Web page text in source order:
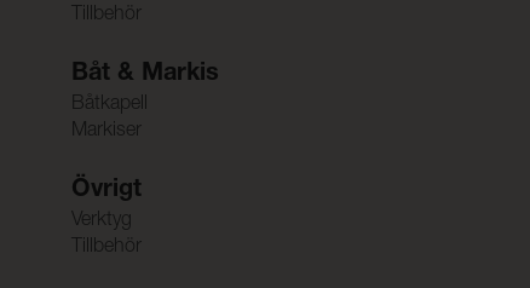
Tillbehör
Båt & Markis
Båtkapell
Markiser
Övrigt
Verktyg
Tillbehör